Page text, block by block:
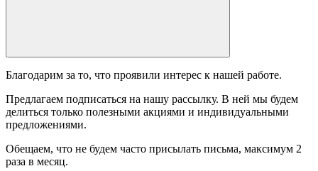
Благодарим за то, что проявили интерес к нашей работе.
Предлагаем подписаться на нашу рассылку. В ней мы будем
делиться только полезными акциями и индивидуальными
предложениями.
Обещаем, что не будем часто присылать письма, максимум 2
раза в месяц.